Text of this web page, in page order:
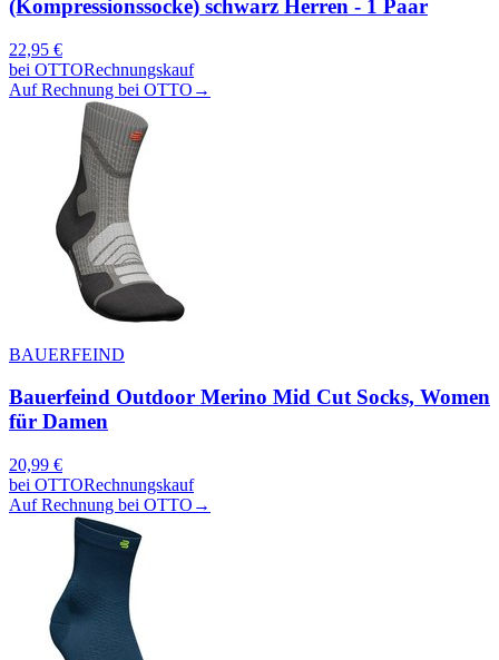
(Kompressionssocke) schwarz Herren - 1 Paar
22,95 €
bei OTTORechnungskauf
Auf Rechnung bei OTTO →
BAUERFEIND
Bauerfeind Outdoor Merino Mid Cut Socks, Women
für Damen
20,99 €
bei OTTORechnungskauf
Auf Rechnung bei OTTO →